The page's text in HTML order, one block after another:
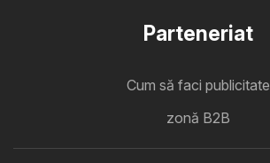
Parteneriat
Cum să faci publicitate
zonă B2B